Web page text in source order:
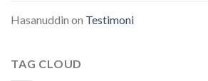
Hasanuddin on Testimoni
TAG CLOUD